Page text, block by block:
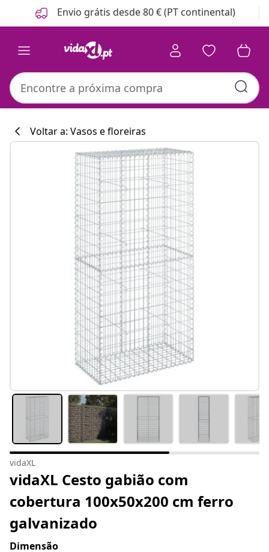
Anterior
Seguinte Envio grátis desde 80 € (PT continental)
Voltar a: Vasos e floreiras
vidaXL
vidaXL Cesto gabião com
cobertura 100x50x200 cm ferro
galvanizado
Dimensão